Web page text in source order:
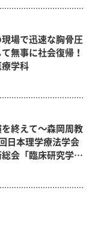
場で迅速な胸骨圧
無事に社会復帰！
学科
終えて～森岡周教
日本理学療法学会
会「臨床研究学術